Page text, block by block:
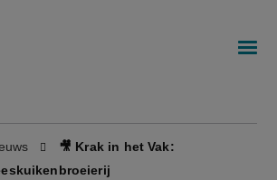
🎥 Krak in het Vak: